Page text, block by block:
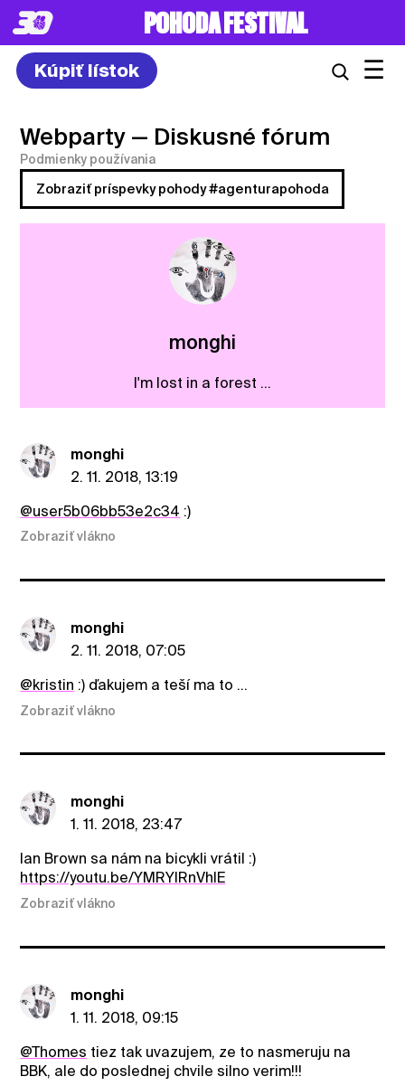
POHODA FESTIVAL
Kúpiť lístok ☰
Webparty — Diskusné fórum
Podmienky používania
Zobraziť príspevky pohody #agenturapohoda
monghi
I'm lost in a forest ...
monghi
2. 11. 2018, 13:19
@user5b06bb53e2c34 :)
Zobraziť vlákno
monghi
2. 11. 2018, 07:05
@kristin :) ďakujem a teší ma to ...
Zobraziť vlákno
monghi
1. 11. 2018, 23:47
Ian Brown sa nám na bicykli vrátil :)
https://youtu.be/YMRYIRnVhlE
Zobraziť vlákno
monghi
1. 11. 2018, 09:15
@Thomes tiez tak uvazujem, ze to nasmeruju na
BBK, ale do poslednej chvile silno verim!!!